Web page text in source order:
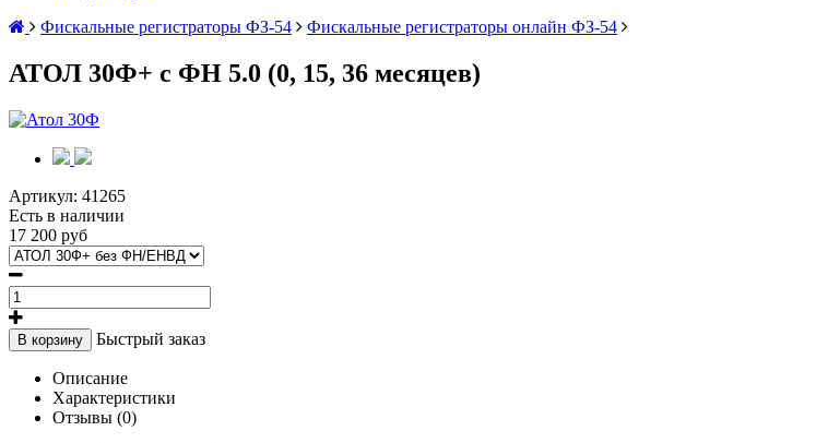
Фискальные регистраторы ФЗ-54
Фискальные регистраторы онлайн ФЗ-54
АТОЛ 30Ф+ с ФН 5.0 (0, 15, 36 месяцев)
Артикул: 41265
Есть в наличии
17 200 руб
В корзину Быстрый заказ
Описание
Характеристики
Отзывы (0)